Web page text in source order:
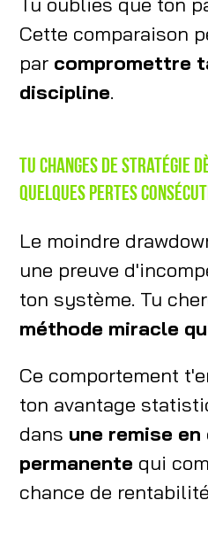
Cette comparaison
par compromettre
discipline.
Tu changes de stratégie
quelques pertes
Le moindre
une preuve
ton système. Tu
méthode miracle
Ce comportement
ton avantage
dans une remise
permanente qui
chance de